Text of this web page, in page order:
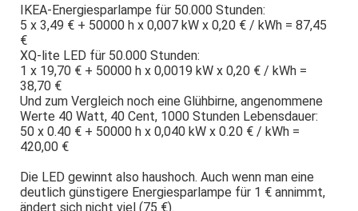
IKEA-Energiesparlampe für 50.000 Stunden:
5 x 3,49 € + 50000 h x 0,007 kW x 0,20 € / kWh = 87,45
€
XQ-lite LED für 50.000 Stunden:
1 x 19,70 € + 50000 h x 0,0019 kW x 0,20 € / kWh =
38,70 €
Und zum Vergleich noch eine Glühbirne, angenommene
Werte 40 Watt, 40 Cent, 1000 Stunden Lebensdauer:
50 x 0.40 € + 50000 h x 0,040 kW x 0.20 € / kWh =
420,00 €
Die LED gewinnt also haushoch. Auch wenn man eine
deutlich günstigere Energiesparlampe für 1 € annimmt,
ändert sich nicht viel (75 €).